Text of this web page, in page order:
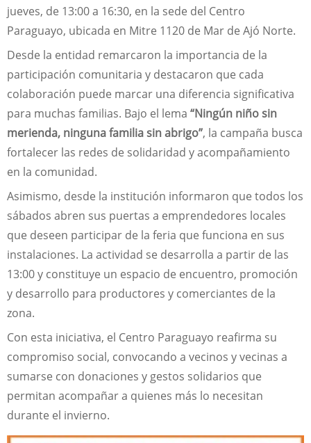
jueves, de 13:00 a 16:30, en la sede del Centro
Paraguayo, ubicada en Mitre 1120 de Mar de Ajó Norte.
Desde la entidad remarcaron la importancia de la
participación comunitaria y destacaron que cada
colaboración puede marcar una diferencia significativa
para muchas familias. Bajo el lema “Ningún niño sin
merienda, ninguna familia sin abrigo”, la campaña busca
fortalecer las redes de solidaridad y acompañamiento
en la comunidad.
Asimismo, desde la institución informaron que todos los
sábados abren sus puertas a emprendedores locales
que deseen participar de la feria que funciona en sus
instalaciones. La actividad se desarrolla a partir de las
13:00 y constituye un espacio de encuentro, promoción
y desarrollo para productores y comerciantes de la
zona.
Con esta iniciativa, el Centro Paraguayo reafirma su
compromiso social, convocando a vecinos y vecinas a
sumarse con donaciones y gestos solidarios que
permitan acompañar a quienes más lo necesitan
durante el invierno.